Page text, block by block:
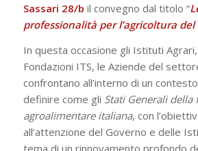
Sassari 28/b il convegno dal titolo “
professionalità per l’agricoltura
In questa occasione gli Istituti
Fondazioni ITS, le Aziende del
confrontano all’interno di un
definire come gli Stati Generali della
agroalimentare italiana, con
all’attenzione del Governo e delle
tema di un rinnovamento profondo